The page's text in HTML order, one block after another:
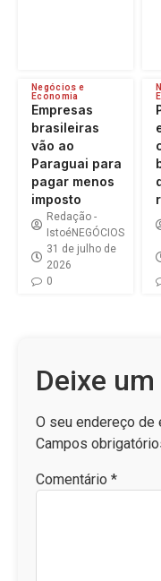
Negócios e
Economia
Empresas
brasileiras
vão ao
Paraguai para
pagar menos
imposto
Redação -
IstoéNEGÓCIOS
31 de julho de
2026
0
Deixe
O seu endereço de
Campos
Comentário *